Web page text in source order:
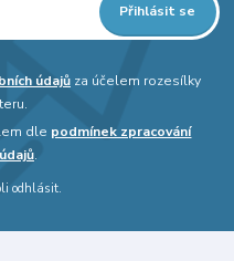
Přihlásit se
údajůza účelem rozesílky
dle podmínek zpracování
.
odhlásit.